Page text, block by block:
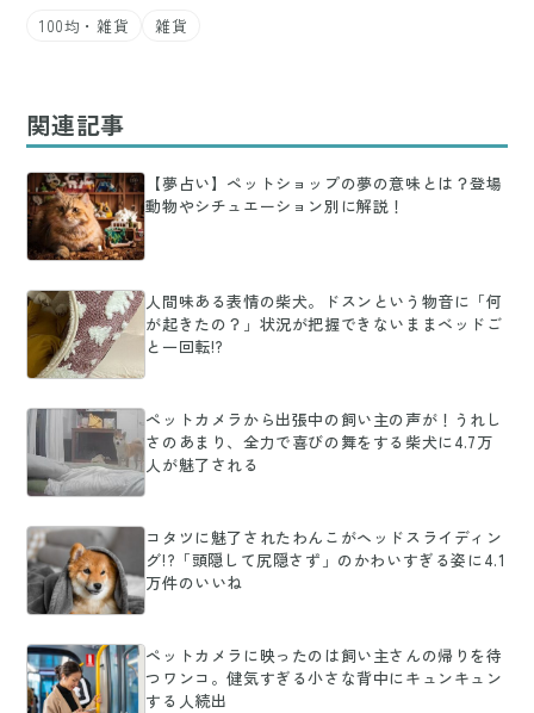
100均・雑貨 雑貨
関連記事
【夢占い】ペットショップの夢の意味とは？登場
動物やシチュエーション別に解説！
人間味ある表情の柴犬。ドスンという物音に「何
が起きたの？」状況が把握できないままベッドご
と一回転!?
ペットカメラから出張中の飼い主の声が！うれし
さのあまり、全力で喜びの舞をする柴犬に4.7万
人が魅了される
コタツに魅了されたわんこがヘッドスライディン
グ!?「頭隠して尻隠さず」のかわいすぎる姿に4.1
万件のいいね
ペットカメラに映ったのは飼い主さんの帰りを待
つワンコ。健気すぎる小さな背中にキュンキュン
する人続出